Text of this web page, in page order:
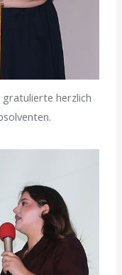
gratulierte herzlich